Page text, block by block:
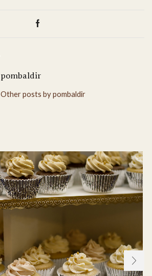
pombaldir
Other posts by pombaldir